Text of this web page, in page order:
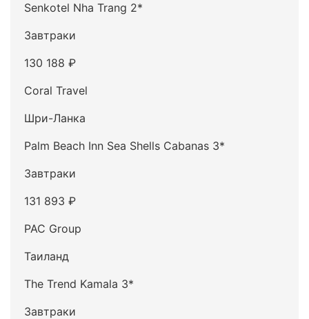
Senkotel Nha Trang 2*
Завтраки
130 188 ₽
Coral Travel
Шри-Ланка
Palm Beach Inn Sea Shells Cabanas 3*
Завтраки
131 893 ₽
PAC Group
Таиланд
The Trend Kamala 3*
Завтраки